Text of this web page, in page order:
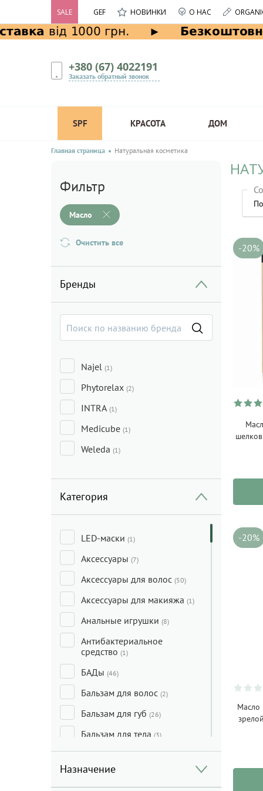
SALE GEF НОВИНКИ О НАС
+380 (67) 4022191
Заказать обратный звонок
SPF КРАСОТА ДОМ
Главная страница Натуральная косметика
Фильтр
Масло
Очистить все
Бренды
Najel (1)
Phytorelax (2)
INTRA (1)
Medicube (1)
Weleda (1)
Категория
LED-маски (1)
Аксессуары (7)
Аксессуары для волос (50)
Аксессуары для макияжа (1)
Анальные игрушки (8)
Антибактериальное
средство (1)
БАДы (46)
Бальзам для волос (2)
Бальзам для губ (26)
Бальзам для тела (3)
Бальзам лечебный
Бальзам после бритья
Назначение
-20%
-20%
Масло